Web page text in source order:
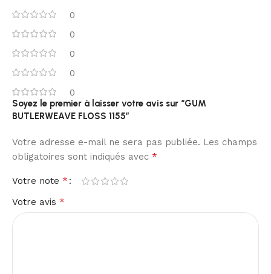
0
0
0
0
0
Soyez le premier à laisser votre avis sur “GUM
BUTLERWEAVE FLOSS 1155”
Votre adresse e-mail ne sera pas publiée. Les champs
obligatoires sont indiqués avec *
Votre note *
Votre avis *